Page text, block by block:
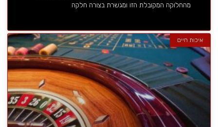
מהחלוקה המקובלת הזו ומגשרת בצורה חלקה
איכות חיים